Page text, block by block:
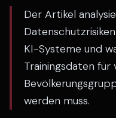
Der Artikel
KI-Systeme und
Trainingsdaten für
werden muss.